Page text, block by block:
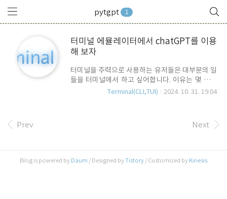
pytgpt 1
터미널 에뮬레이터에서 chatGPT를 이용
해 보자
터미널을 주력으로 사용하는 유저들은 대부분의 일
들을 터미널에서 하고 싶어합니다. 이유는 몇 가지
가 있습니다. - 마우스를 사용하지 않고 키보드만 사
하기 위해 꼭 별도의 앱이나 웹브라우저를 띄워야
하나 ? 화면도 좁은데...- 리소스도 많이 소모하지 않
업무에 사용하는 것은 이제 일상이 되어 가고 있습
니다. 이런 시대적 흐름에 따라 터미널에서
Terminal(CLI,TUI) 2024. 10. 31. 19:04
Prev Next
Blog is powered by Daum / Designed byTistory / Customized by Kinesis